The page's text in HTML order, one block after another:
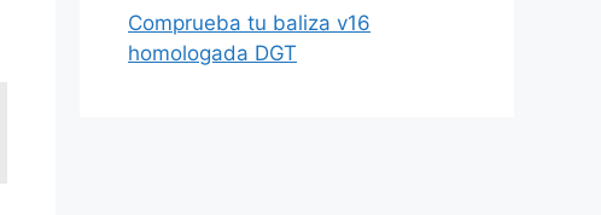
Comprueba tu baliza v16
homologada DGT